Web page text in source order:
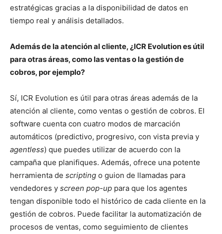
estratégicas gracias a la disponibilidad de datos en
tiempo real y análisis detallados.
Además de la atención al cliente, ¿ICR Evolution es útil
para otras áreas, como las ventas o la gestión de
cobros, por ejemplo?
Sí, ICR Evolution es útil para otras áreas además de la
atención al cliente, como ventas o gestión de cobros. El
software cuenta con cuatro modos de marcación
automáticos (predictivo, progresivo, con vista previa y
agentless) que puedes utilizar de acuerdo con la
campaña que planifiques. Además, ofrece una potente
herramienta de scripting o guion de llamadas para
vendedores y screen pop-up para que los agentes
tengan disponible todo el histórico de cada cliente en la
gestión de cobros. Puede facilitar la automatización de
procesos de ventas, como seguimiento de clientes